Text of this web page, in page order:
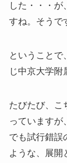
した・・・
すね。そうで
ということで
じ中京大学附
たびたび、こ
っていますが
でも試行錯誤
ような、展開